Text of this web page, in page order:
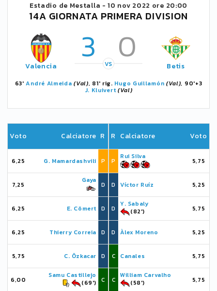
Estadio de Mestalla -10 nov 2022 ore 20:00
14A GIORNATA PRIMERA DIVISION
Valencia 3 0
VS Betis
63'André Almeida (Val), 81' rig. Hugo Guillamón (Val), 90'+3
J. Kluivert (Val)
Voto Calciatore R
6,25 G. Mamardashvili P
7,25
Gaya
D
6,25 E. Cömert D
6,25 Thierry Correia D
5,75 C. Özkacar D
6,00
Samu Castillejo
(69')
C
R Calciatore Voto
P
Rui Silva
5,75
D Víctor Ruíz 5,25
D
Y. Sabaly
(82')
5,75
D Àlex Moreno 5,25
C Canales 5,75
C
William Carvalho
(58')
5,75